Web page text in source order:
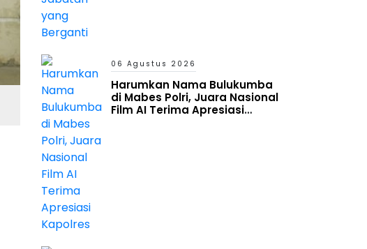
06 Agustus 2026
Harumkan Nama Bulukumba
di Mabes Polri, Juara Nasional
Film AI Terima Apresiasi